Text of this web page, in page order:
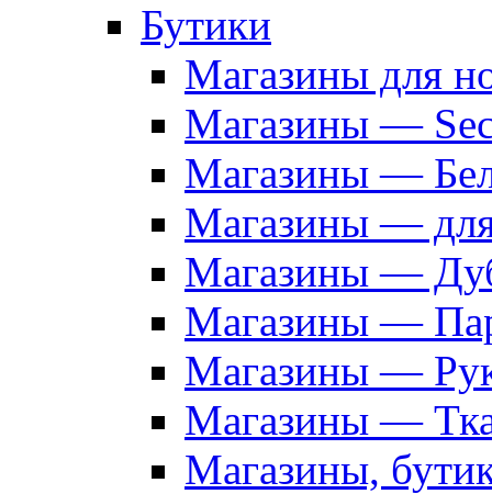
Бутики
Магазины для
Магазины —
Магазины —
Магазины —
Магазины —
Магазины —
Магазины —
Магазины —
Магазины,